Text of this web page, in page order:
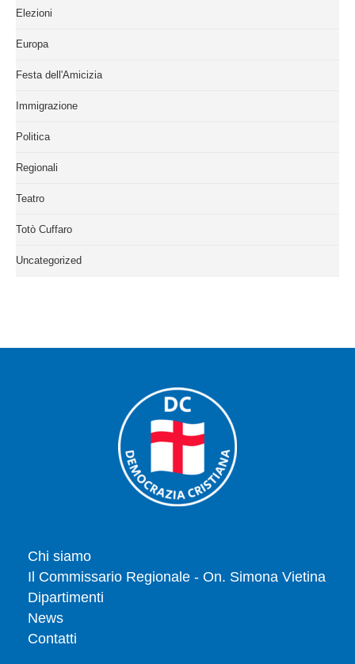
Elezioni
Europa
Festa dell'Amicizia
Immigrazione
Politica
Regionali
Teatro
Totò Cuffaro
Uncategorized
Chi siamo
Il Commissario Regionale - On. Simona Vietina
Dipartimenti
News
Contatti